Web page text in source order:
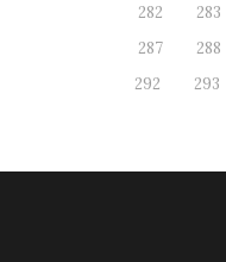
282
283
287
288
292
293